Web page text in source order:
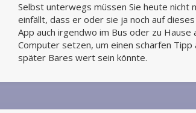
Selbst unterwegs müssen Sie heute
einfällt, dass er oder sie ja noch auf
App auch irgendwo im Bus oder zu Hause
Computer setzen, um einen scharfen
später Bares wert sein könnte.